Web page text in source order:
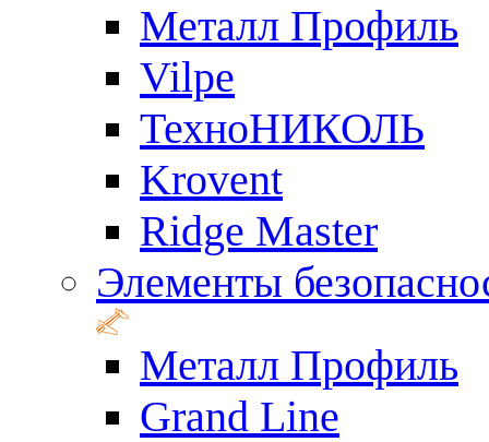
Металл Профиль
Vilpe
ТехноНИКОЛЬ
Krovent
Ridge Master
Элементы
Металл Профиль
Grand Line